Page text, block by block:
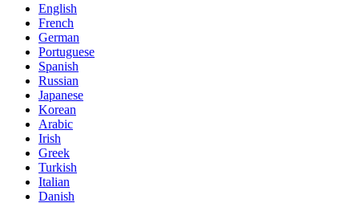
English
French
German
Portuguese
Spanish
Russian
Japanese
Korean
Arabic
Irish
Greek
Turkish
Italian
Danish